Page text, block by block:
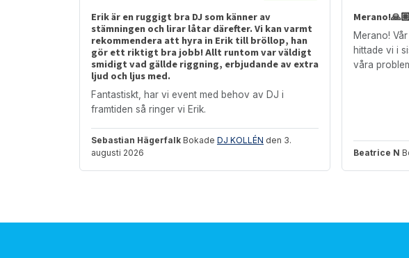
Erik är en ruggigt bra DJ som känner av
stämningen och lirar låtar därefter. Vi kan varmt
rekommendera att hyra in Erik till bröllop, han
gör ett riktigt bra jobb! Allt runtom var väldigt
smidigt vad gällde riggning, erbjudande av extra
ljud och ljus med.
Fantastiskt, har vi event med behov av DJ i
framtiden så ringer vi Erik.
Sebastian Hägerfalk Bokade DJ KOLLÉN den 3.
augusti 2026
Merano!
hittade vi i
våra
Beatrice N